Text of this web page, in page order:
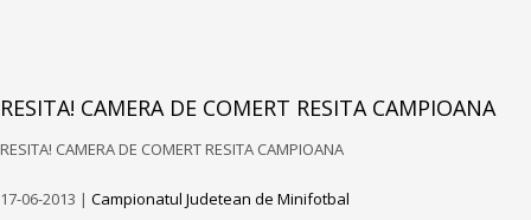
RESITA! CAMERA DE COMERT RESITA CAMPIOANA
RESITA! CAMERA DE COMERT RESITA CAMPIOANA
17-06-2013 | Campionatul Judetean de Minifotbal